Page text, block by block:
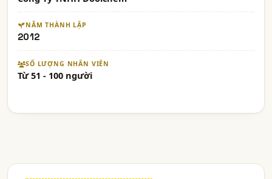
NĂM THÀNH LẬP
2012
SỐ LƯỢNG NHÂN VIÊN
Từ 51 - 100 người